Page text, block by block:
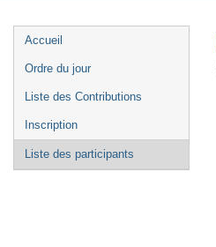
Menu
de
Accueil
Ordre du jour
Liste des Contributions
Inscription
Liste des participants